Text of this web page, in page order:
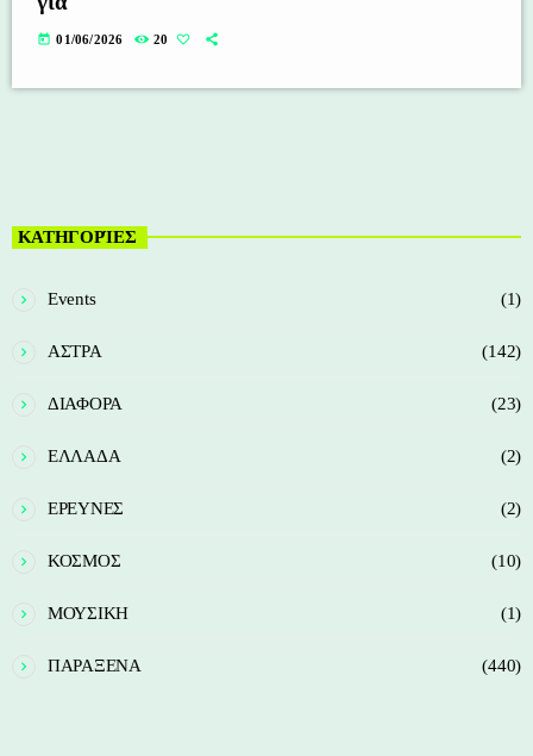
today 01/06/2026 20
ΚΑΤΗΓΟΡΊΕΣ
Events (1)
ΑΣΤΡΑ (142)
ΔΙΑΦΟΡΑ (23)
ΕΛΛΑΔΑ (2)
ΕΡΕΥΝΕΣ (2)
ΚΟΣΜΟΣ (10)
ΜΟΥΣΙΚΗ (1)
ΠΑΡΑΞΕΝΑ (440)